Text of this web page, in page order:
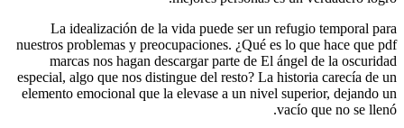
La
nuestros
especial,
elemento